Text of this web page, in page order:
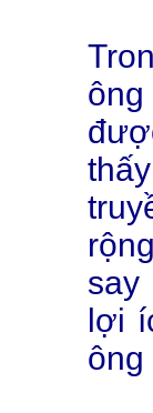
say
lợi
ông